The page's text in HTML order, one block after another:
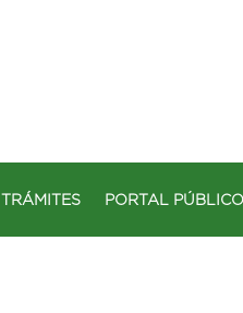
TRÁMITES PORTAL PÚBLICO